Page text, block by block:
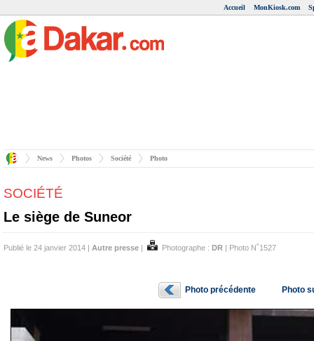
Accueil MonKiosk.com
News Photos Société Photo
SOCIÉTÉ
Le siège de Suneor
Publié le 24 janvier 2014 | Autre presse | Photographe : DR | Photo N˚1527
Photo précédente Photo